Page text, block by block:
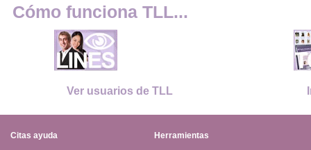
Cómo funciona TLL...
Ver usuarios de TLL
Citas ayuda Herramientas